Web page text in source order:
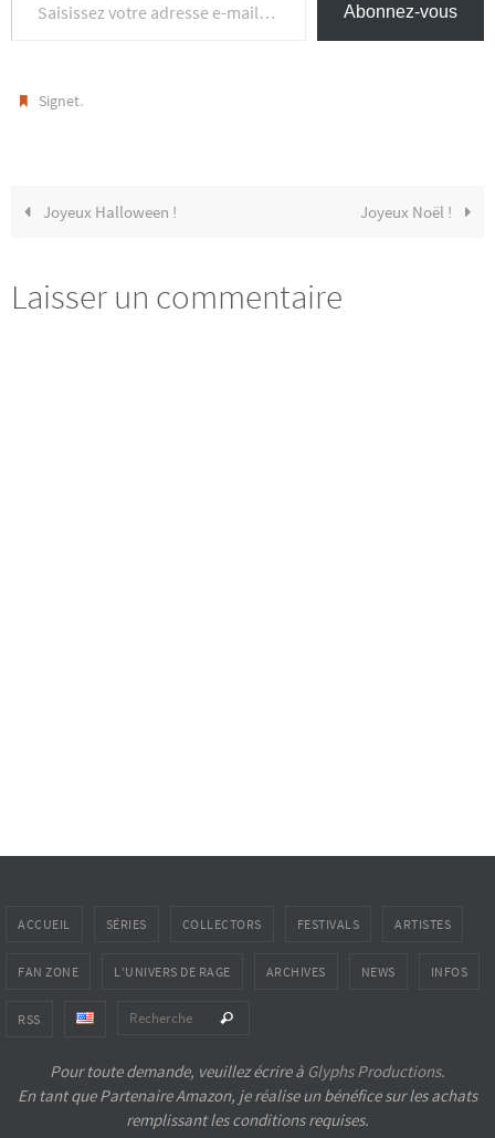
Abonnez-vous
Signet.
Joyeux Halloween ! Joyeux Noël !
Laisser un commentaire
ACCUEIL SÉRIES COLLECTORS FESTIVALS ARTISTES
FAN ZONE L’UNIVERS DE RAGE ARCHIVES NEWS INFOS
RSS Recherche
Pour toute demande, veuillez écrire à Glyphs Productions.
En tant que Partenaire Amazon, je réalise un bénéfice sur les achats
remplissant les conditions requises.